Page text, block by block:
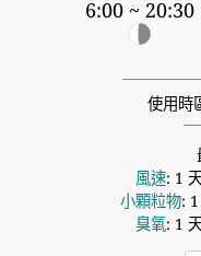
6:00 ~ 20:30
使用時
風速: 1
小顆粒物:
臭氧: 1